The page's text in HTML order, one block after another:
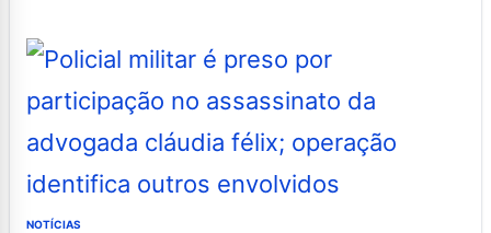
NOTÍCIAS